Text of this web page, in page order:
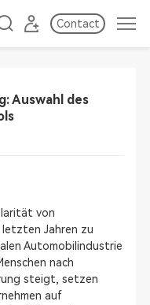
Contact
Auswahl des
von
Jahren zu
Automobilindustrie
nach
steigt, setzen
auf